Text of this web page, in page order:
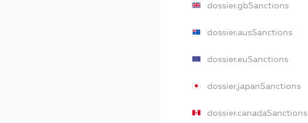
dossier.gbSanctions
dossier.ausSanctions
dossier.euSanctions
dossier.japanSanctions
dossier.canadaSanctions